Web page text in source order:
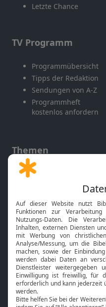
Letzte Chance
TV Programm
Programmübersicht
Tipps der Redaktion
Sendungen von A-Z
Programmheft
kostenlos anfordern
Themen
Gott und Bibel erklärt
Neuigkeiten
Bibel TV